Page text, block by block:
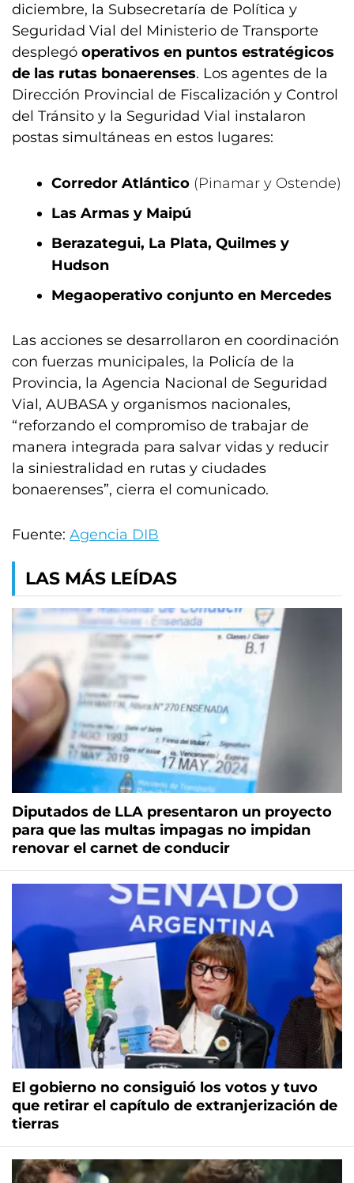
diciembre, la Subsecretaría de Política y
Seguridad Vial del Ministerio de Transporte
desplegó operativos en puntos estratégicos
de las rutas bonaerenses. Los agentes de la
Dirección Provincial de Fiscalización y Control
del Tránsito y la Seguridad Vial instalaron
postas simultáneas en estos lugares:
Corredor Atlántico (Pinamar y Ostende)
Las Armas y Maipú
Berazategui, La Plata, Quilmes y
Hudson
Megaoperativo conjunto en Mercedes
Las acciones se desarrollaron en coordinación
con fuerzas municipales, la Policía de la
Provincia, la Agencia Nacional de Seguridad
Vial, AUBASA y organismos nacionales,
“reforzando el compromiso de trabajar de
manera integrada para salvar vidas y reducir
la siniestralidad en rutas y ciudades
bonaerenses”, cierra el comunicado.
Fuente: Agencia DIB
LAS MÁS LEÍDAS
Diputados de LLA presentaron un proyecto
para que las multas impagas no impidan
renovar el carnet de conducir
El gobierno no consiguió los votos y tuvo
que retirar el capítulo de extranjerización de
tierras